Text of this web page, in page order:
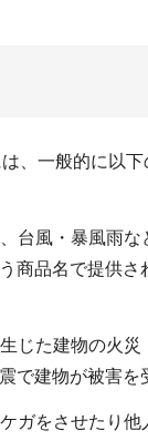
、一般的に以
台風・暴風雨
商品名で提供
じた建物の火
建物が被害
ガをさせたり